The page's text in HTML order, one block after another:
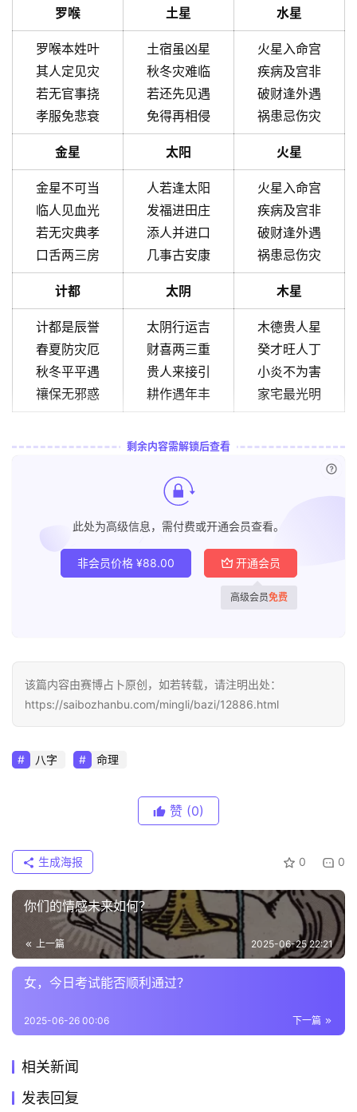
罗喉 土星 水星
罗喉本姓叶
其人定见灾
若无官事挠
孝服免悲衰
土宿虽凶星
秋冬灾难临
若还先见遇
免得再相侵
火星入命宫
疾病及宫非
破财逢外遇
祸患忌伤灾
金星 太阳 火星
金星不可当
临人见血光
若无灾典孝
口舌两三房
人若逢太阳
发福进田庄
添人并进口
几事古安康
火星入命宫
疾病及宫非
破财逢外遇
祸患忌伤灾
计都 太阴 木星
计都是辰誉
春夏防灾厄
秋冬平平遇
禳保无邪惑
太阴行运吉
财喜两三重
贵人来接引
耕作遇年丰
木德贵人星
癸才旺人丁
小炎不为害
家宅最光明
剩余内容需解锁后查看
此处为高级信息，需付费或开通会员查看。
非会员价格 ¥88.00 开通会员
高级会员免费
该篇内容由赛博占卜原创，如若转载，请注明出处：
https://saibozhanbu.com/mingli/bazi/12886.html
八字 命理
赞 (0)
0 0
生成海报
你们的情感未来如何？
上一篇 2025-06-25 22:21
女，今日考试能否顺利通过？
下一篇
2025-06-26 00:06
相关新闻
发表回复